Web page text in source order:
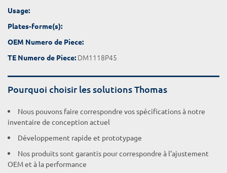
Usage:
Plates-forme(s):
OEM Numero de Piece:
TE Numero de Piece: DM1118P45
Pourquoi choisir les solutions Thomas
Nous pouvons faire correspondre vos spécifications à notre
inventaire de conception actuel
Développement rapide et prototypage
Nos produits sont garantis pour correspondre à l'ajustement
OEM et à la performance